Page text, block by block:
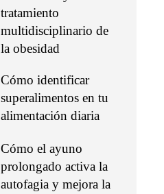
tratamiento
multidisciplinario de
la obesidad
Cómo identificar
superalimentos en tu
alimentación diaria
Cómo el ayuno
prolongado activa la
autofagia y mejora la